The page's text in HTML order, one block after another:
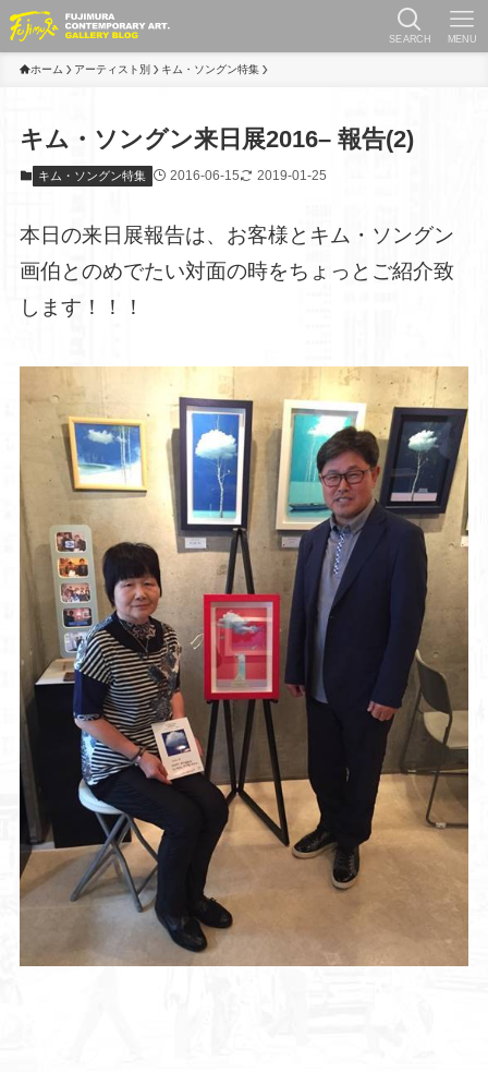
SEARCH MENU
ホーム アーティスト別 キム・ソングン特集
キム・ソングン来日展2016– 報告(2)
キム・ソングン特集 2016-06-15 2019-01-25
本日の来日展報告は、お客様とキム・ソングン
画伯とのめでたい対面の時をちょっとご紹介致
します！！！